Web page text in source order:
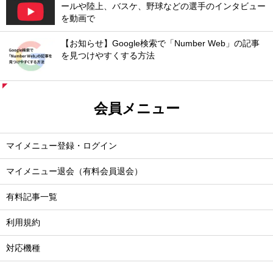
ールや陸上、バスケ、野球などの選手のインタビュー
を動画で
【お知らせ】Google検索で「Number Web」の記事
を見つけやすくする方法
会員メニュー
マイメニュー登録・ログイン
マイメニュー退会（有料会員退会）
有料記事一覧
利用規約
対応機種